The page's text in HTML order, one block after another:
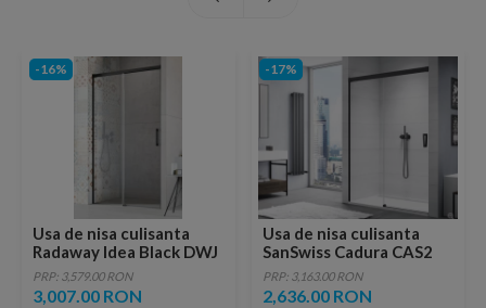
-16%
Usa de nisa culisanta
Radaway Idea Black DWJ
dreapta 100 x H200.5 cm
profil negru mat
PRP: 3,579.00 RON
3,007.00 RON
-17%
Usa de nisa culisanta
SanSwiss Cadura CAS2
130 x H200 cm profil
negru mat
PRP: 3,163.00 RON
2,636.00 RON